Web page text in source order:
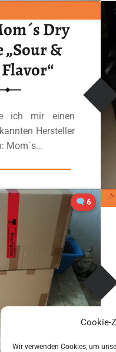
Cookie-
Wir verwenden Cookies, um
Dry
„Sour &
ich mir einen
Hersteller
Mom´s…
6